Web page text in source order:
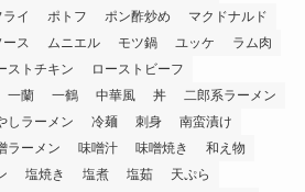
イ ポトフ ポン酢炒め
マクドナルド
ース ムニエル モツ鍋 ユッケ
ラム肉
ストチキン
ローストビーフ
一蘭 一鶴 中華風 丼
二郎系ラーメン
しラーメン 冷麺 刺身
南蛮漬け
ラーメン 味噌汁 味噌焼き
和え物
塩焼き 塩煮 塩茹
天ぷら